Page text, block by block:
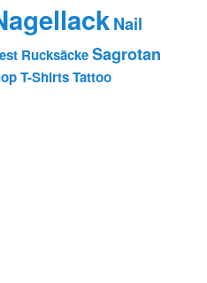
Nail
RucksäckeSagrotan
T-ShirtsTattoo